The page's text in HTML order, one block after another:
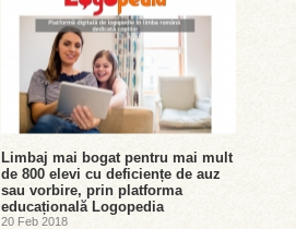
Limbaj mai bogat pentru mai mult
de 800 elevi cu deficiențe de auz
sau vorbire, prin platforma
educațională Logopedia
20 Feb 2018